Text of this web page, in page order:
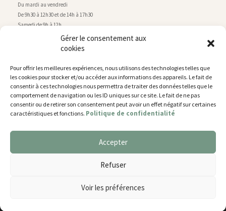
Gérer le consentement aux
cookies
Pour offrir les meilleures expériences, nous utilisons des technologies telles que
les cookies pour stocker et/ou accéder aux informations des appareils. Le fait de
consentir à ces technologies nous permettra de traiter des données telles que le
comportement de navigation ou les ID uniques sur ce site. Le fait de ne pas
consentir ou de retirer son consentement peut avoir un effet négatif sur certaines
caractéristiques et fonctions. Politique de confidentialité
Accepter
Refuser
Voir les préférences
Du mardi au vendredi
De 9h30 à 12h30 et de 14h à 17h30
Samedi de 9h à 12h
Service technique
rue de Montry–77700 Chessy
Tél. 01 60 43 52 63
Horaires d’ouverture
Lundi, mardi et jeudi
De 9h à 11h45 et de 14h30 à 17h30
Gestion des cookies
Nous utilisons des cookies pour vous offrir la meilleure
You can find out more about which cookies we are using or